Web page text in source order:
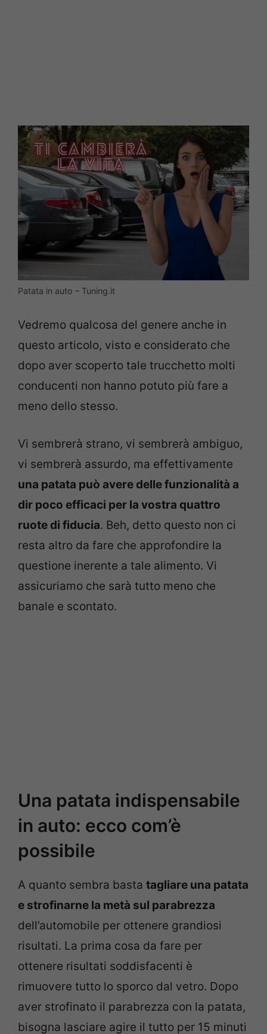
Patata in auto – Tuning.it
Vedremo qualcosa del genere anche in
questo articolo, visto e considerato che
dopo aver scoperto tale trucchetto molti
conducenti non hanno potuto più fare a
meno dello stesso.
Vi sembrerà strano, vi sembrerà ambiguo,
vi sembrerà assurdo, ma effettivamente
una patata può avere delle funzionalità a
dir poco efficaci per la vostra quattro
ruote di fiducia. Beh, detto questo non ci
resta altro da fare che approfondire la
questione inerente a tale alimento. Vi
assicuriamo che sarà tutto meno che
banale e scontato.
Una patata indispensabile
in auto: ecco com’è
possibile
A quanto sembra basta tagliare una patata
e strofinarne la metà sul parabrezza
dell’automobile per ottenere grandiosi
risultati. La prima cosa da fare per
ottenere risultati soddisfacenti è
rimuovere tutto lo sporco dal vetro. Dopo
aver strofinato il parabrezza con la patata,
bisogna lasciare agire il tutto per 15 minuti